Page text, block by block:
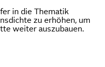
in die Thematik
zu erhöhen, um
weiter auszubauen.